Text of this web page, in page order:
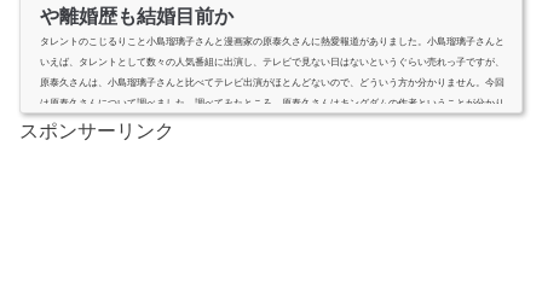
や離婚歴も結婚目前か
タレントのこじるりこと小島瑠璃子さんと漫画家の原泰久さんに熱愛報道がありました。小島瑠璃子さんと
いえば、タレントとして数々の人気番組に出演し、テレビで見ない日はないというぐらい売れっ子ですが、
原泰久さんは、小島瑠璃子さんと比べてテレビ出演がほとんどないので、どういう方か分かりません。今回
は原泰久さんについて調べました。調べてみたところ、原泰久さんはキングダムの作者ということが分かり
ました。キングダムはアニメ化にもなりましたし、実写映画化にもなり、大人気ですよね。人気漫画家の原
泰久さんとこじる...
スポンサーリンク